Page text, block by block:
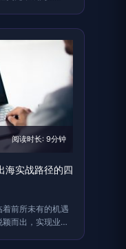
阅读时长: 9分钟
海实战路径的四
前所未有的机遇
而出，实现业务